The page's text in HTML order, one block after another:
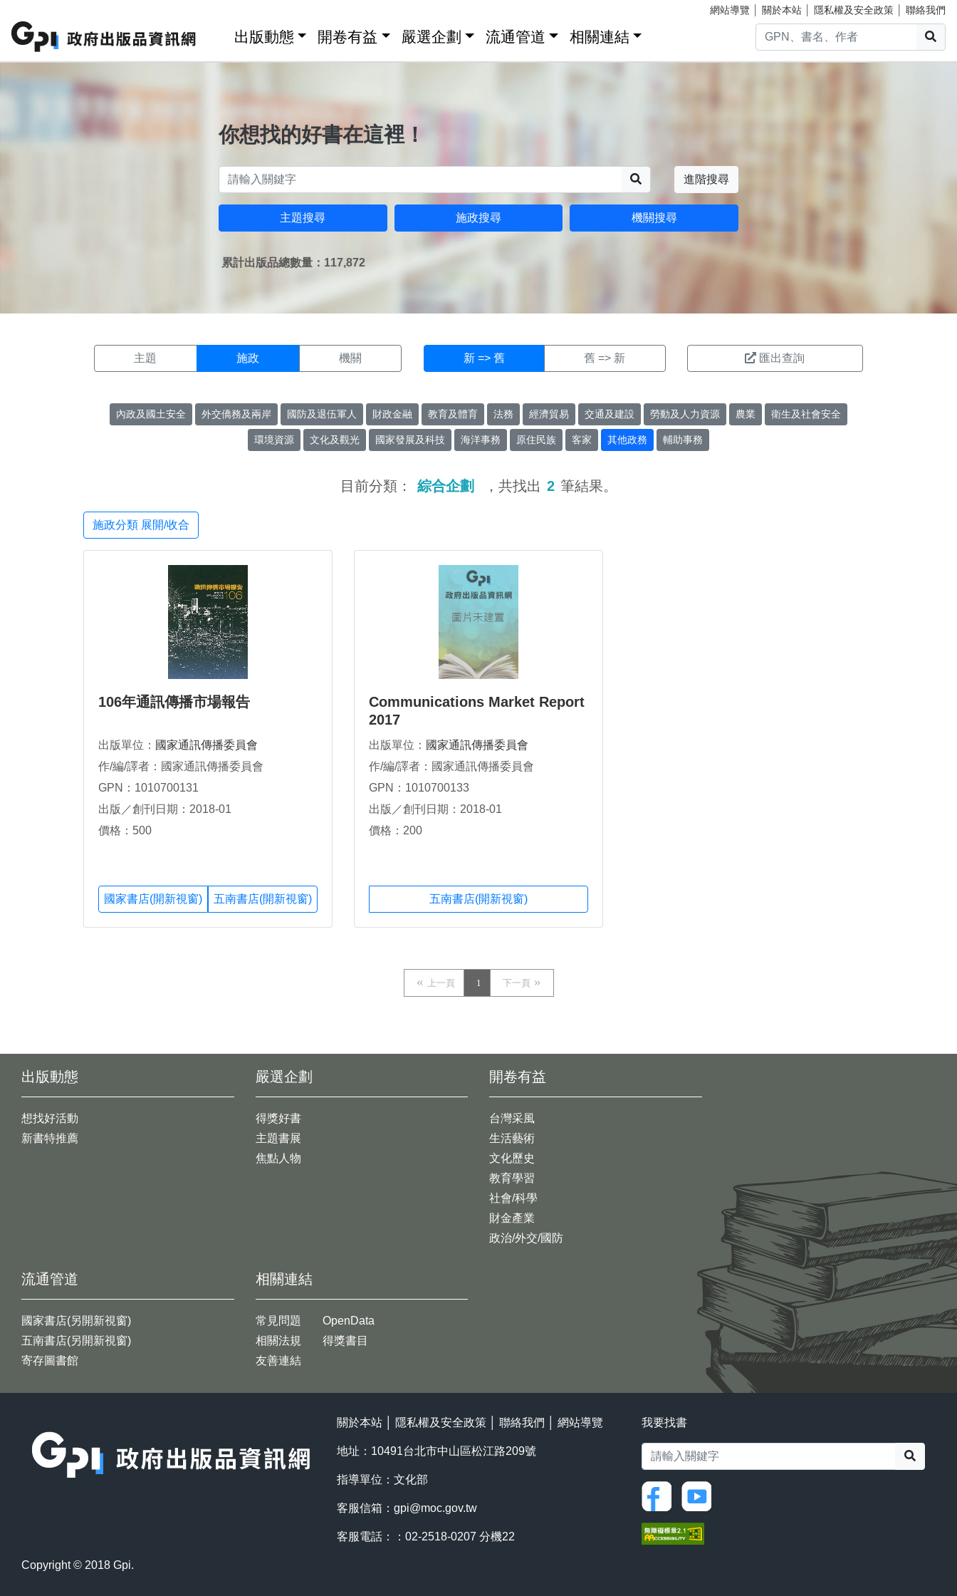
網站導覽 關於本站 隱私權及安全政策 聯絡我們
出版動態 開卷有益 嚴選企劃 流通管道 相關連結
你想找的好書在這裡！
進階搜尋
主題搜尋 施政搜尋 機關搜尋
累計出版品總數量：117,872
主題 施政 機關 新 => 舊 舊 => 新 匯出查詢
內政及國土安全 外交僑務及兩岸 國防及退伍軍人 財政金融 教育及體育 法務 經濟貿易 交通及建設 勞動及人力資源 農業 衛生及社會安全
環境資源 文化及觀光 國家發展及科技 海洋事務 原住民族 客家 其他政務 輔助事務
目前分類： 綜合企劃 ，共找出 2 筆結果。
施政分類 展開/收合
106年通訊傳播市場報告
出版單位： 國家通訊傳播委員會
作/編/譯者：國家通訊傳播委員會
GPN：1010700131
出版／創刊日期：2018-01
價格：500
國家書店(開新視窗) 五南書店(開新視窗)
Communications Market Report
2017
出版單位： 國家通訊傳播委員會
作/編/譯者：國家通訊傳播委員會
GPN：1010700133
出版／創刊日期：2018-01
價格：200
五南書店(開新視窗)
上一頁 1 下一頁
出版動態
想找好活動
新書特推薦
開卷有益
台灣采風
生活藝術
文化歷史
教育學習
社會/科學
財金產業
政治/外交/國防
嚴選企劃
得獎好書
主題書展
焦點人物
流通管道
國家書店(另開新視窗)
五南書店(另開新視窗)
寄存圖書館
相關連結
常見問題
相關法規
友善連結
OpenData
得獎書目
關於本站 隱私權及安全政策 聯絡我們 網站導覽
地址：10491台北市中山區松江路209號
指導單位：文化部
客服信箱： gpi@moc.gov.tw
客服電話：：02-2518-0207 分機22
我要找書
Copyright © 2018 Gpi.